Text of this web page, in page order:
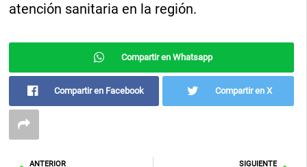
atención sanitaria en la región.
Compartir en Whatsapp
Compartir en Facebook Compartir en X
ANTERIOR SIGUIENTE